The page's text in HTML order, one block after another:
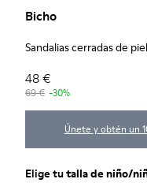
Bicho
Sandalias cerradas de
48 €
69 € -30%
Únete y obtén un
Elige tutalla de niño/